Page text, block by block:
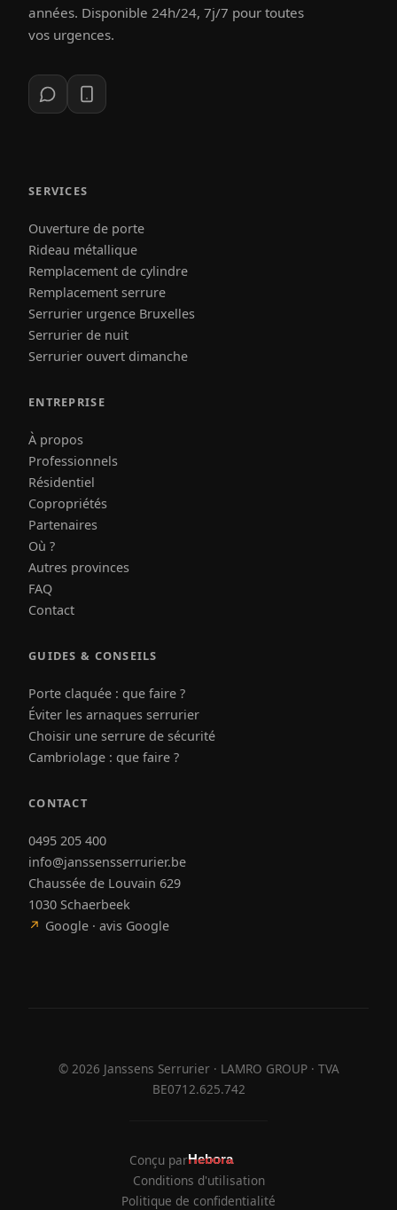
années. Disponible 24h/24, 7j/7 pour toutes
vos urgences.
SERVICES
Ouverture de porte
Rideau métallique
Remplacement de cylindre
Remplacement serrure
Serrurier urgence Bruxelles
Serrurier de nuit
Serrurier ouvert dimanche
ENTREPRISE
À propos
Professionnels
Résidentiel
Copropriétés
Partenaires
Où ?
Autres provinces
FAQ
Contact
GUIDES & CONSEILS
Porte claquée : que faire ?
Éviter les arnaques serrurier
Choisir une serrure de sécurité
Cambriolage : que faire ?
CONTACT
0495 205 400
info@janssensserrurier.be
Chaussée de Louvain 629
1030 Schaerbeek
↗ Google · avis Google
© 2026 Janssens Serrurier · LAMRO GROUP · TVA
BE0712.625.742
Conçu parHebora
Hebora
Conditions d'utilisation
Politique de confidentialité